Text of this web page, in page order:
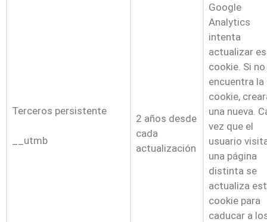
Terceros persistente
__utmb
2 años desde
cada
actualización
Google
Analytics
intenta
actualizar
cookie. Si no
encuentra la
cookie,
una nueva.
vez que el
usuario
una página
distinta se
actualiza
cookie para
caducar a